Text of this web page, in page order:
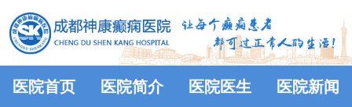
医院首页 医院简介 医院医生 医院新闻